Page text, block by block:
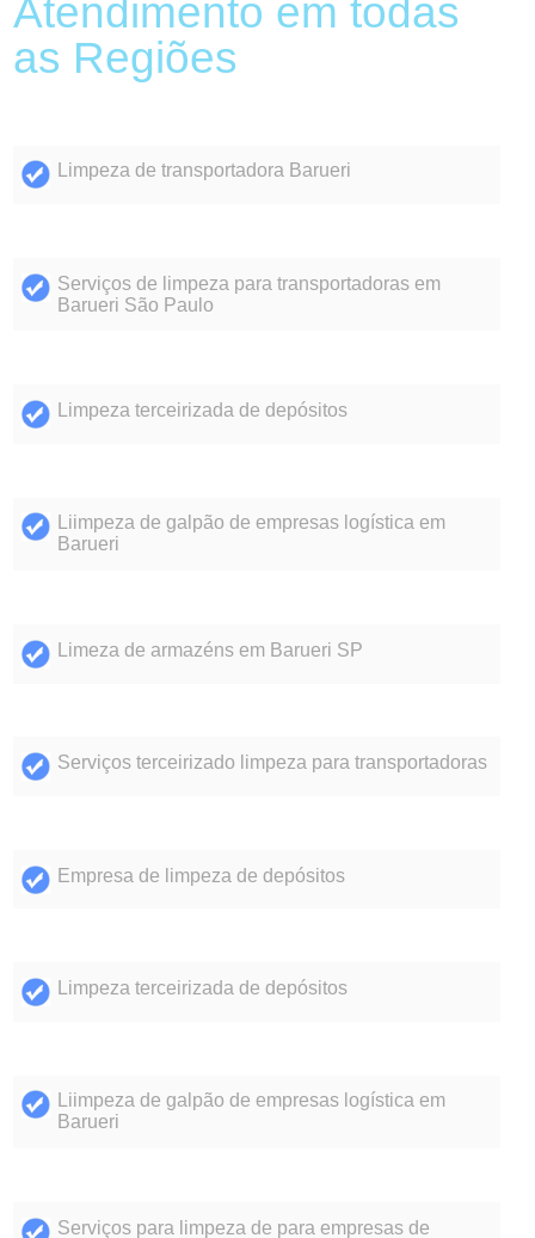
Atendimento em todas
as Regiões
Limpeza de transportadora Barueri
Serviços de limpeza para transportadoras em
Barueri São Paulo
Limpeza terceirizada de depósitos
Liimpeza de galpão de empresas logística em
Barueri
Limeza de armazéns em Barueri SP
Serviços terceirizado limpeza para transportadoras
Empresa de limpeza de depósitos
Limpeza terceirizada de depósitos
Liimpeza de galpão de empresas logística em
Barueri
Serviços para limpeza de para empresas de